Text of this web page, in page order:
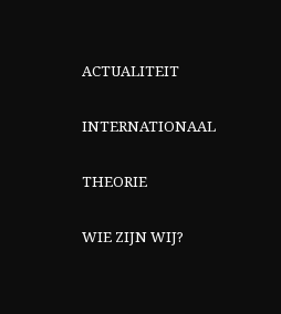
ACTUALITEIT
INTERNATIONAAL
THEORIE
WIE ZIJN WIJ?